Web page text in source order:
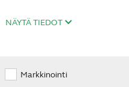
NÄYTÄ TIEDOT
MarkkinointiKirurginen